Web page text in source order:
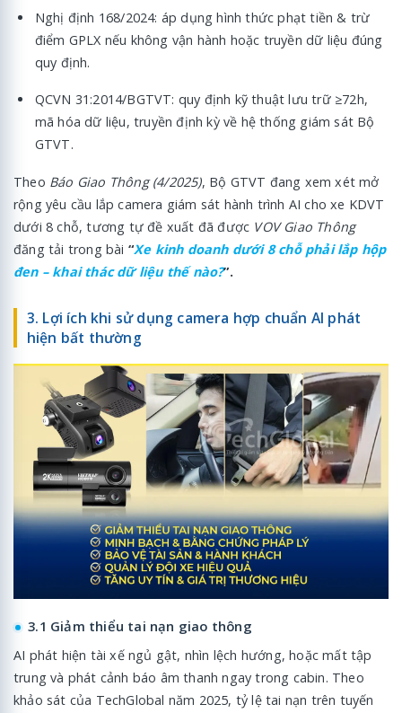
Nghị định 168/2024: áp dụng hình thức phạt tiền & trừ
điểm GPLX nếu không vận hành hoặc truyền dữ liệu đúng
quy định.
QCVN 31:2014/BGTVT: quy định kỹ thuật lưu trữ ≥72h,
mã hóa dữ liệu, truyền định kỳ về hệ thống giám sát Bộ
GTVT.
Theo Báo Giao Thông (4/2025), Bộ GTVT đang xem xét mở
rộng yêu cầu lắp camera giám sát hành trình AI cho xe KDVT
dưới 8 chỗ, tương tự đề xuất đã được VOV Giao Thông
đăng tải trong bài “Xe kinh doanh dưới 8 chỗ phải lắp hộp
đen – khai thác dữ liệu thế nào?”.
3. Lợi ích khi sử dụng camera hợp chuẩn AI phát
hiện bất thường
3.1 Giảm thiểu tai nạn giao thông
AI phát hiện tài xế ngủ gật, nhìn lệch hướng, hoặc mất tập
trung và phát cảnh báo âm thanh ngay trong cabin. Theo
khảo sát của TechGlobal năm 2025, tỷ lệ tai nạn trên tuyến